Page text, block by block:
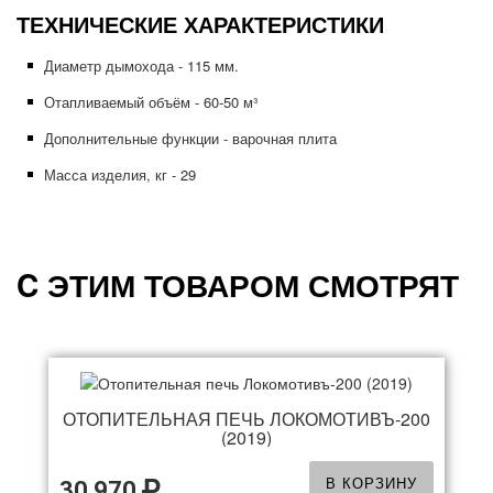
ТЕХНИЧЕСКИЕ ХАРАКТЕРИСТИКИ
Диаметр дымохода - 115 мм.
Отапливаемый объём - 60-50 м³
Дополнительные функции - варочная плита
Масса изделия, кг - 29
C ЭТИМ ТОВАРОМ СМОТРЯТ
ОТОПИТЕЛЬНАЯ ПЕЧЬ ЛОКОМОТИВЪ-200
(2019)
В КОРЗИНУ